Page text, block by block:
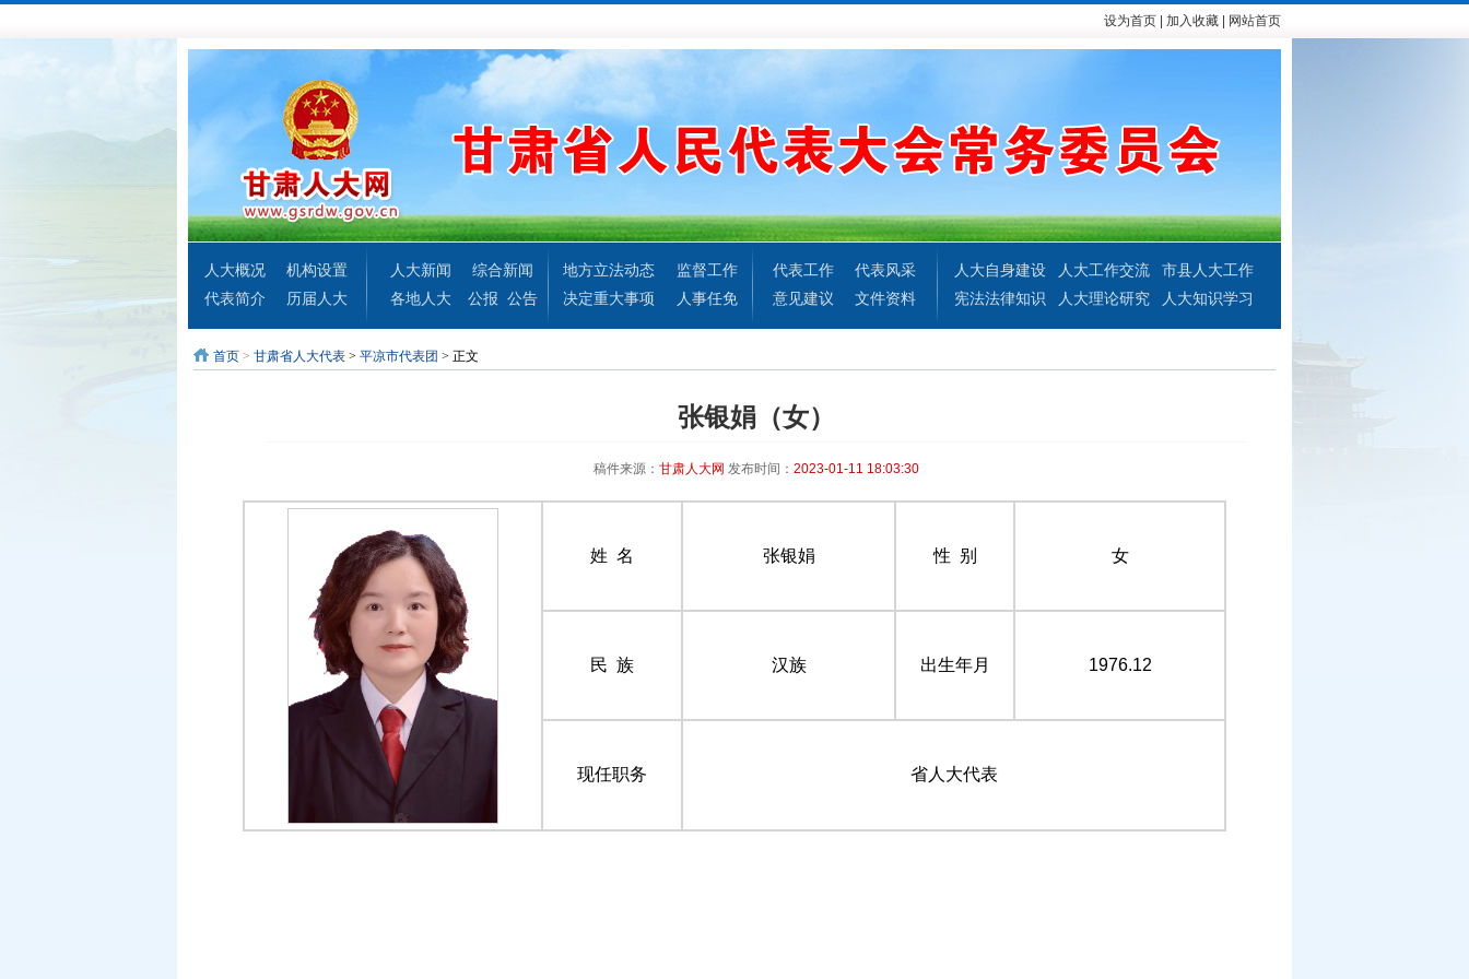
设为首页 加入收藏 网站首页
人大概况
机构设置
代表简介
历届人大
人大新闻
综合新闻
各地人大
公报 公告
地方立法动态
监督工作
决定重大事项
人事任免
代表工作
代表风采
意见建议
文件资料
人大自身建设 人大工作交流
市县人大工作
宪法法律知识
人大理论研究 人大知识学习
首页 > 甘肃省人大代表 > 平凉市代表团 > 正文
张银娟（女）
稿件来源： 甘肃人大网 发布时间： 2023-01-11 18:03:30
姓 名 张银娟 性 别 女
民 族 汉族 出生年月 1976.12
现任职务 省人大代表